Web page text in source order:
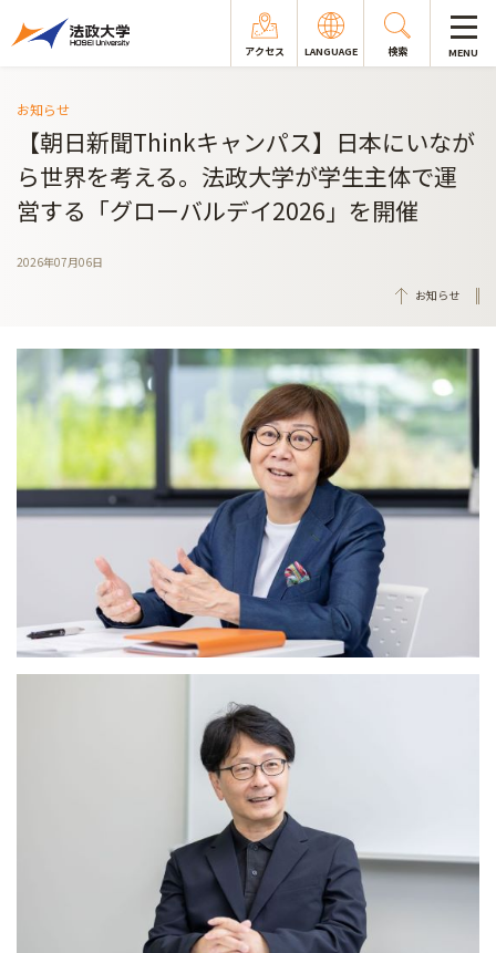
アクセス LANGUAGE 検索 MENU
お知らせ
【朝日新聞Thinkキャンパス】日本にいなが
ら世界を考える。法政大学が学生主体で運
営する「グローバルデイ2026」を開催
2026年07月06日
お知らせ